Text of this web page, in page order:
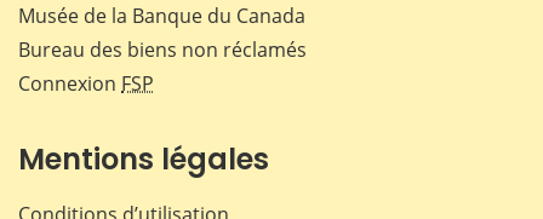
Musée de la Banque du Canada
Bureau des biens non réclamés
Connexion FSP
Mentions légales